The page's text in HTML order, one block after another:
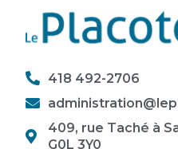
418 492-2706
409, rue Taché à
G0L 3Y0